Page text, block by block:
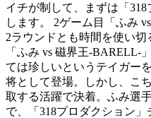
イチが制して、まずは「
します。 2ゲーム目「ふみ
2ラウンドとも時間を使い切
「ふみ vs 磁界王-BARELL-
ては珍しいというテイガー
将として登場。しかし、こ
取する活躍で決着。ふみ選
で、「318プロダクション」